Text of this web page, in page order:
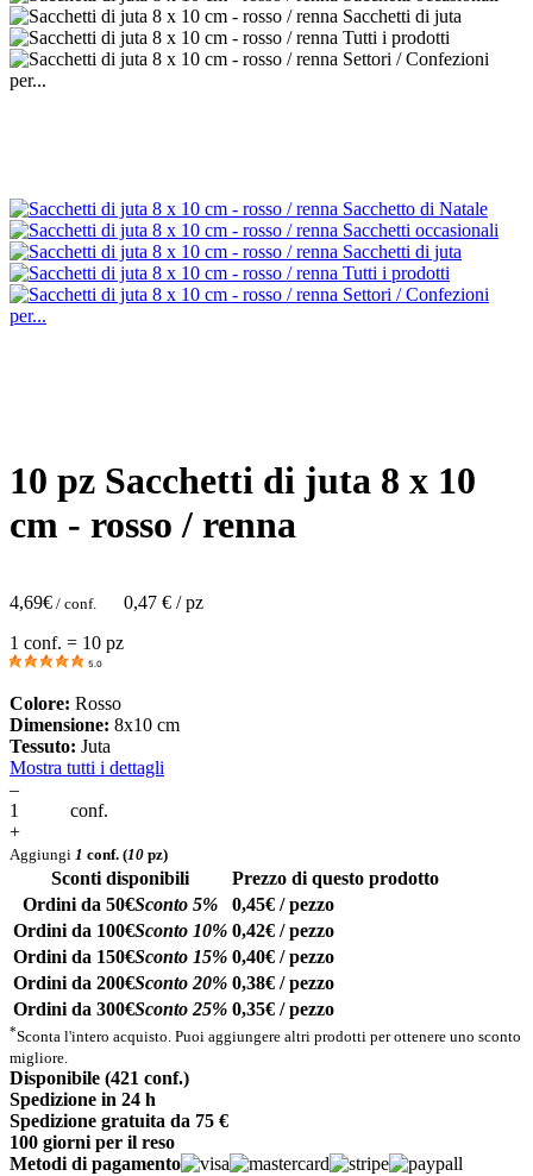
10 pz Sacchetti di juta 8 x 10
cm - rosso / renna
4,69€ / conf.
1 conf. = 10 pz
0,47 € / pz
5.0
Colore: Rosso
Dimensione: 8x10 cm
Tessuto: Juta
Mostra tutti i dettagli
–
conf.
+
Aggiungi 1 conf. (10 pz)
Sconti disponibili
Prezzo di questo prodotto
Ordini da 50€Sconto 5%
0,45€ / pezzo
Ordini da 100€Sconto 10% 0,42€ / pezzo
Ordini da 150€Sconto 15% 0,40€ / pezzo
Ordini da 200€Sconto 20% 0,38€ / pezzo
Ordini da 300€Sconto 25% 0,35€ / pezzo
*Sconta l'intero acquisto. Puoi aggiungere altri prodotti per ottenere uno sconto
migliore.
Disponibile (421 conf.)
Spedizione in 24 h
Spedizione gratuita da 75 €
100 giorni per il reso
Metodi di pagamento